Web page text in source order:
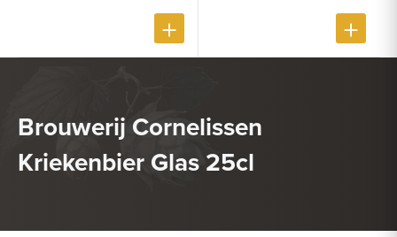
Brouwerij Cornelissen
Kriekenbier Glas 25cl